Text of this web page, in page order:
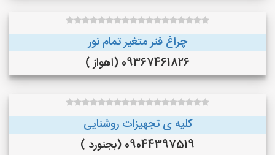
چراغ فنر متغیر تمام نور
09367461826 (اهواز )
کلیه ی تجهیزات روشنایی
09044397519 (بجنورد )